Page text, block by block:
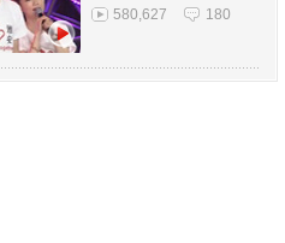
580,627 180